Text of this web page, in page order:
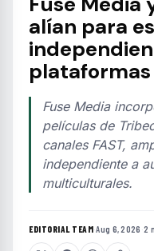
alían para
Fuse Media
películas de
canales FAST,
independiente a
multiculturales.
EDITORIAL TEAM·Aug 6, 2026 ·2